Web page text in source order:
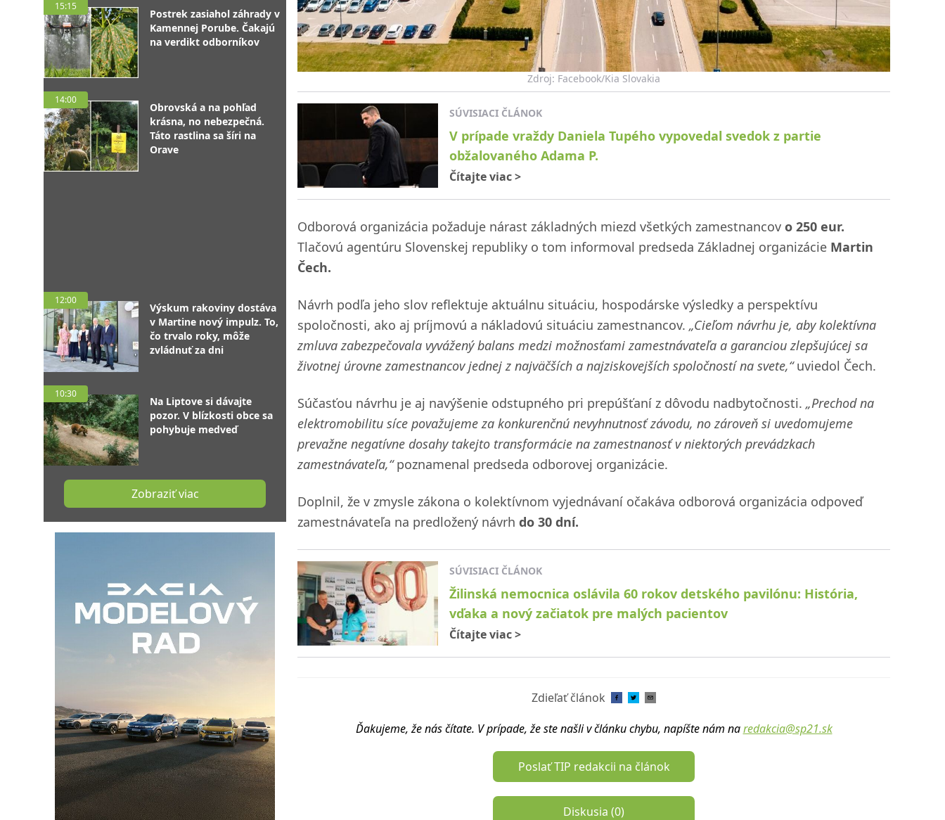
15:15
Postrek zasiahol záhrady v
Kamennej Porube. Čakajú
na verdikt odborníkov
14:00
Obrovská a na pohľad
krásna, no nebezpečná.
Táto rastlina sa šíri na
Orave
12:00
Výskum rakoviny dostáva
v Martine nový impulz. To,
čo trvalo roky, môže
zvládnuť za dni
10:30
Na Liptove si dávajte
pozor. V blízkosti obce sa
pohybuje medveď
Zobraziť viac
Zdroj: Facebook/Kia Slovakia
SÚVISIACI ČLÁNOK
V prípade vraždy Daniela Tupého vypovedal svedok z partie
obžalovaného Adama P.
Čítajte viac>
Odborová organizácia požaduje nárast základných miezd všetkých zamestnancov o 250 eur.
Tlačovú agentúru Slovenskej republiky o tom informoval predseda Základnej organizácie Martin
Čech.
Návrh podľa jeho slov reflektuje aktuálnu situáciu, hospodárske výsledky a perspektívu
spoločnosti, ako aj príjmovú a nákladovú situáciu zamestnancov. „Cieľom návrhu je, aby kolektívna
zmluva zabezpečovala vyvážený balans medzi možnosťami zamestnávateľa a garanciou zlepšujúcej sa
životnej úrovne zamestnancov jednej z najväčších a najziskovejších spoločností na svete,“uviedol Čech.
Súčasťou návrhu je aj navýšenie odstupného pri prepúšťaní z dôvodu nadbytočnosti. „Prechod na
elektromobilitu síce považujeme za konkurenčnú nevyhnutnosť závodu, no zároveň si uvedomujeme
prevažne negatívne dosahy takejto transformácie na zamestnanosť v niektorých prevádzkach
zamestnávateľa,“poznamenal predseda odborovej organizácie.
Doplnil, že v zmysle zákona o kolektívnom vyjednávaní očakáva odborová organizácia odpoveď
zamestnávateľa na predložený návrh do 30 dní.
SÚVISIACI ČLÁNOK
Žilinská nemocnica oslávila 60 rokov detského pavilónu: História,
vďaka a nový začiatok pre malých pacientov
Čítajte viac>
Zdieľať článok
Ďakujeme, že nás čítate. V prípade, že ste našli v článku chybu, napíšte nám na redakcia@sp21.sk
Poslať TIP redakcii na článok
Diskusia (0)